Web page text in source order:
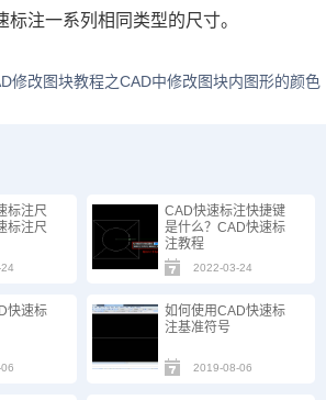
标注一系列相同类型的尺寸。
修改图块教程之CAD中修改图块内图形的颜色
标注尺
标注尺
CAD快速标注快捷键
是什么？CAD快速标
注教程
2022-03-24
快速标
如何使用CAD快速标
注基准符号
2019-08-06